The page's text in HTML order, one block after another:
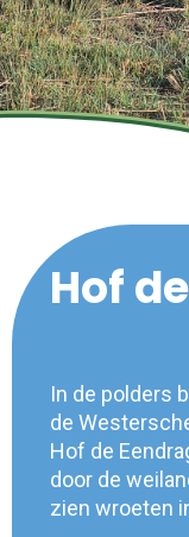
Hof
In de polders
de
Hof de
door de
zien wroeten